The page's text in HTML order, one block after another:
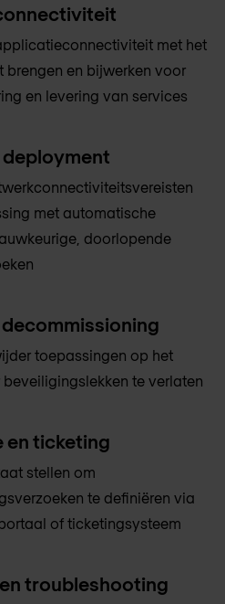
met het
brengen en bijwerken voor
en levering van services
met automatische
doorlopende
toepassingen op het
beveiligingslekken te verlaten
en ticketing
stellen om
te definiëren via
of ticketingsysteem
troubleshooting